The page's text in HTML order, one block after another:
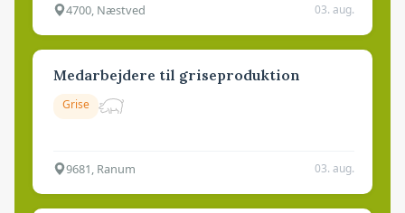
4700, Næstved 03. aug.
Medarbejdere til griseproduktion
Grise
9681, Ranum 03. aug.